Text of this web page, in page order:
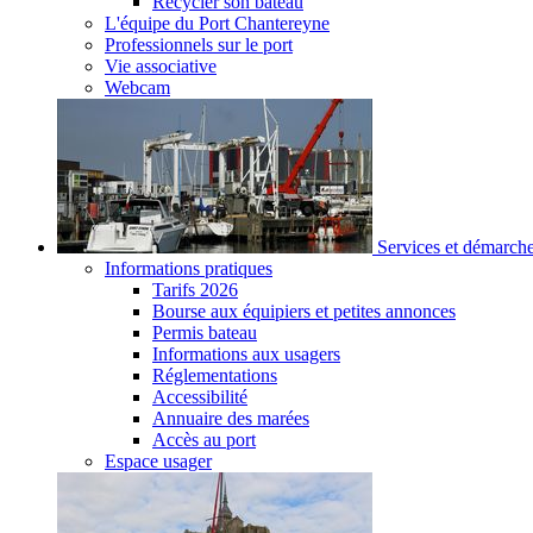
L'équipe du Port Chantereyne
Professionnels sur le port
Vie associative
Webcam
Services et
Informations pratiques
Tarifs 2026
Bourse aux équipiers et petites annonces
Permis bateau
Informations aux usagers
Réglementations
Accessibilité
Annuaire des marées
Accès au port
Espace usager